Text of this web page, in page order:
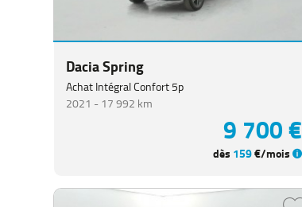
Dacia Spring
Achat Intégral Confort 5p
2021 - 17 992 km
9 700 €
dès 159€/mois